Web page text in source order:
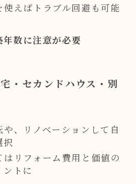
えばトラブル回避も可能
数に注意が必要
・セカンドハウス・別
、リノベーションして自
択
リフォーム費用と価値の
トに